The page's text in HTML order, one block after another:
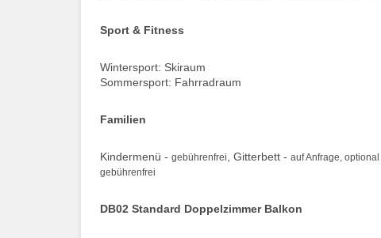
Sport & Fitness
Wintersport: Skiraum
Sommersport: Fahrradraum
Familien
Kindermenü - gebührenfrei , Gitterbett - auf Anfrage,
gebührenfrei
DB02 Standard Doppelzimmer Balkon